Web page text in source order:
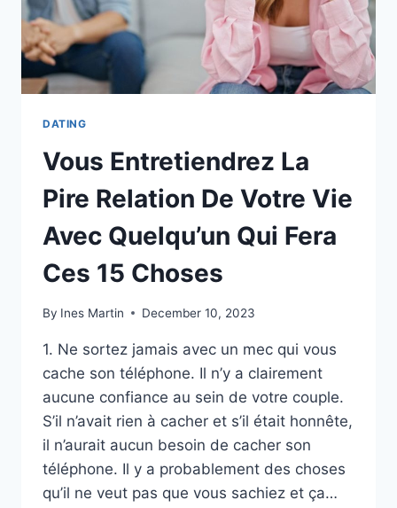
JEU
DATING
Vous Entretiendrez La
Pire Relation De Votre Vie
Avec Quelqu’un Qui Fera
Ces 15 Choses
By Ines Martin December 10, 2023
1. Ne sortez jamais avec un mec qui vous
cache son téléphone. Il n’y a clairement
aucune confiance au sein de votre couple.
S’il n’avait rien à cacher et s’il était honnête,
il n’aurait aucun besoin de cacher son
téléphone. Il y a probablement des choses
qu’il ne veut pas que vous sachiez et ça…